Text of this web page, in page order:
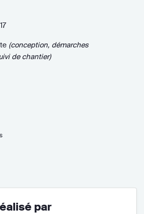
(conception, démarches
de chantier)
par